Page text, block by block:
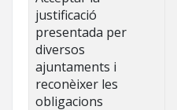
justificació
presentada per
diversos
ajuntaments i
reconèixer les
obligacions